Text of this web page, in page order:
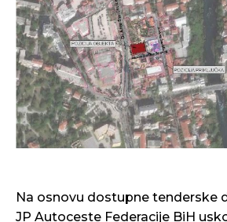
Na osnovu dostupne tenderske
JP Autoceste Federacije BiH